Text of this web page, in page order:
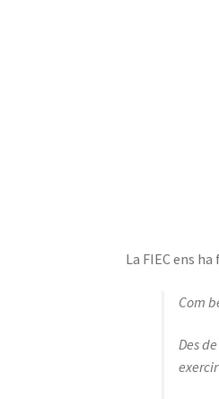
La FIEC ens
Com
Des